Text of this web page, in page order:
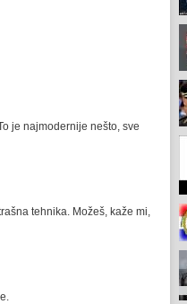
je najmodernije nešto, sve
tehnika. Možeš, kaže mi,